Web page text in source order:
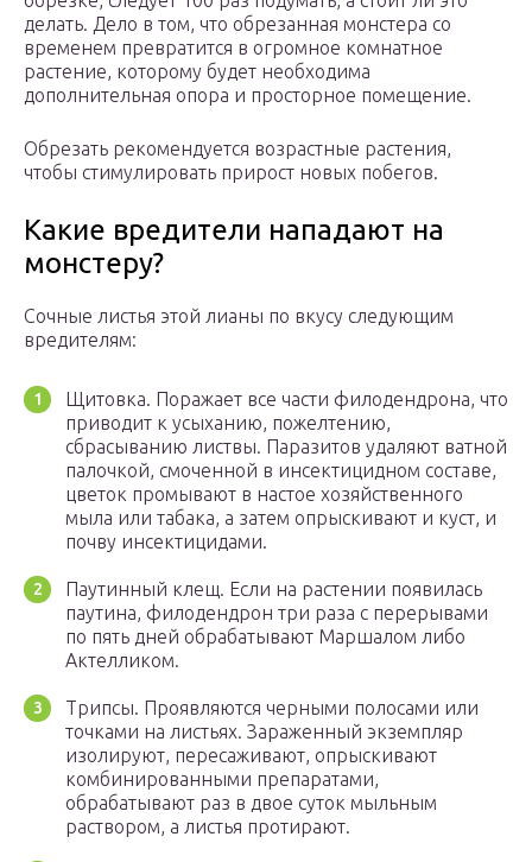
делать. Дело в том, что обрезанная монстера со
временем превратится в огромное комнатное
растение, которому будет необходима
дополнительная опора и просторное помещение.
Обрезать рекомендуется возрастные растения,
чтобы стимулировать прирост новых побегов.
Какие вредители нападают на
монстеру?
Сочные листья этой лианы по вкусу следующим
вредителям:
Щитовка. Поражает все части филодендрона, что
приводит к усыханию, пожелтению,
сбрасыванию листвы. Паразитов удаляют ватной
палочкой, смоченной в инсектицидном составе,
цветок промывают в настое хозяйственного
мыла или табака, а затем опрыскивают и куст, и
почву инсектицидами.
Паутинный клещ. Если на растении появилась
паутина, филодендрон три раза с перерывами
по пять дней обрабатывают Маршалом либо
Актелликом.
Трипсы. Проявляются черными полосами или
точками на листьях. Зараженный экземпляр
изолируют, пересаживают, опрыскивают
комбинированными препаратами,
обрабатывают раз в двое суток мыльным
раствором, а листья протирают.